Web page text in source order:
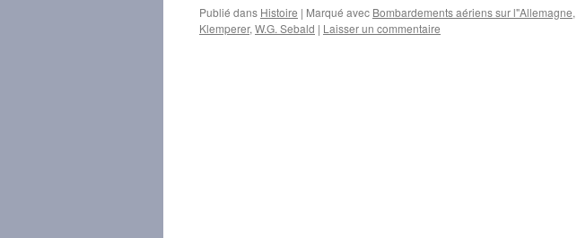
Publié dans Histoire | Marqué avec Bombardements aériens sur l"Allemagne,
Klemperer, W.G. Sebald | Laisser un commentaire